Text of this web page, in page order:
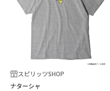
スピリッツSHOP
ナターシャ